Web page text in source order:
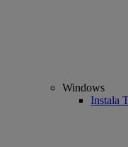
Windows
Instala